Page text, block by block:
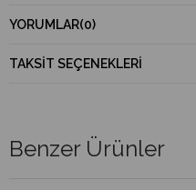
YORUMLAR(0)
TAKSIT SEÇENEKLERI
Benzer Ürünler